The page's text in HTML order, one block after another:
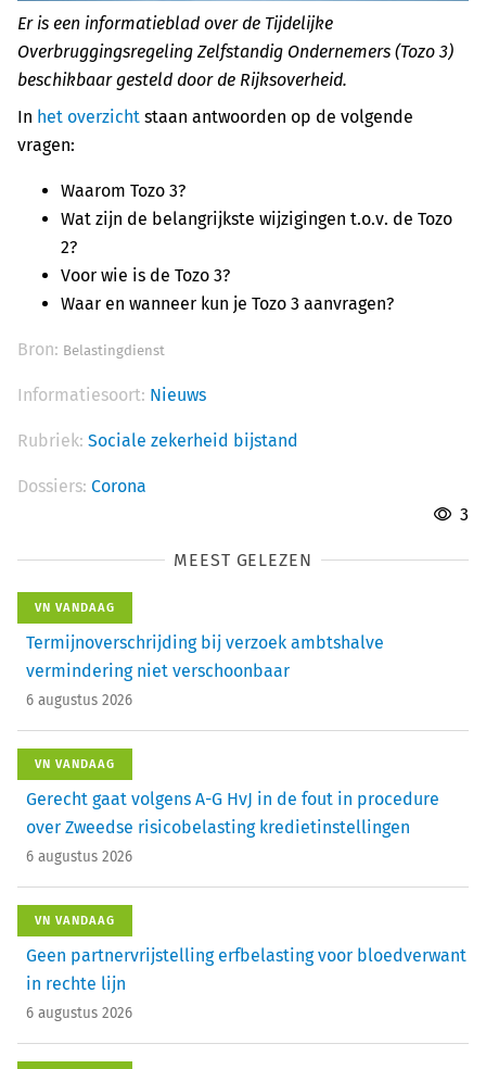
Er is een informatieblad over de Tijdelijke
Overbruggingsregeling Zelfstandig Ondernemers (Tozo 3)
beschikbaar gesteld door de Rijksoverheid.
In het overzicht staan antwoorden op de volgende
vragen:
Waarom Tozo 3?
Wat zijn de belangrijkste wijzigingen t.o.v. de Tozo
2?
Voor wie is de Tozo 3?
Waar en wanneer kun je Tozo 3 aanvragen?
Bron: Belastingdienst
Informatiesoort: Nieuws
Rubriek: Sociale zekerheid bijstand
Dossiers: Corona
3
MEEST GELEZEN
VN VANDAAG
Termijnoverschrijding bij verzoek ambtshalve
vermindering niet verschoonbaar
6 augustus 2026
VN VANDAAG
Gerecht gaat volgens A-G HvJ in de fout in procedure
over Zweedse risicobelasting kredietinstellingen
6 augustus 2026
VN VANDAAG
Geen partnervrijstelling erfbelasting voor bloedverwant
in rechte lijn
6 augustus 2026